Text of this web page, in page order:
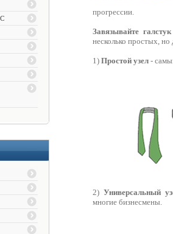
прогрессии.
Завязывайте
несколько простых,
1) Простой узел-
2) Универсальный
многие бизнесмены.